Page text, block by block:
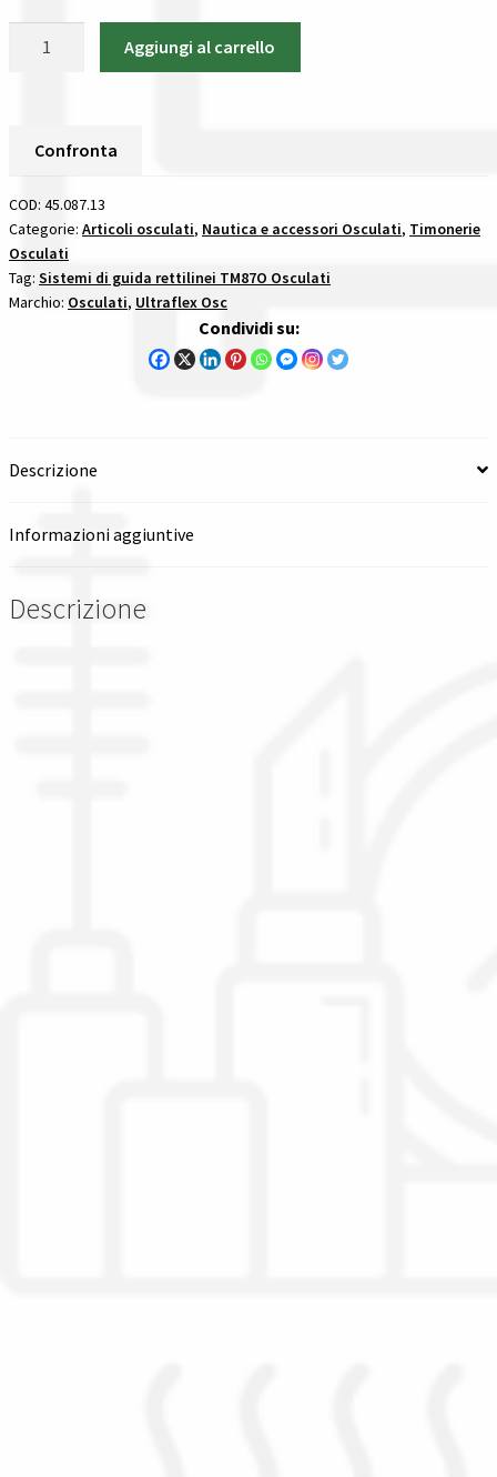
Tutte le categorie dei prodotti
Wishlist
Rettilinea
sistemi
di
guida
rettilinei
tm87o
Aggiungi al carrello
Confronta
COD: 45.087.13
Categorie: Articoli osculati, Nautica e accessori Osculati, Timonerie
Osculati
Tag: Sistemi di guida rettilinei TM87O Osculati
Marchio: Osculati, Ultraflex Osc
Condividi su:
Descrizione
Informazioni aggiuntive
Descrizione